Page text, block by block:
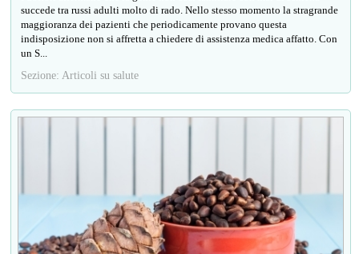
succede tra russi adulti molto di rado. Nello stesso momento la stragrande
maggioranza dei pazienti che periodicamente provano questa
indisposizione non si affretta a chiedere di assistenza medica affatto. Con
un S...
Sezione: Articoli su salute